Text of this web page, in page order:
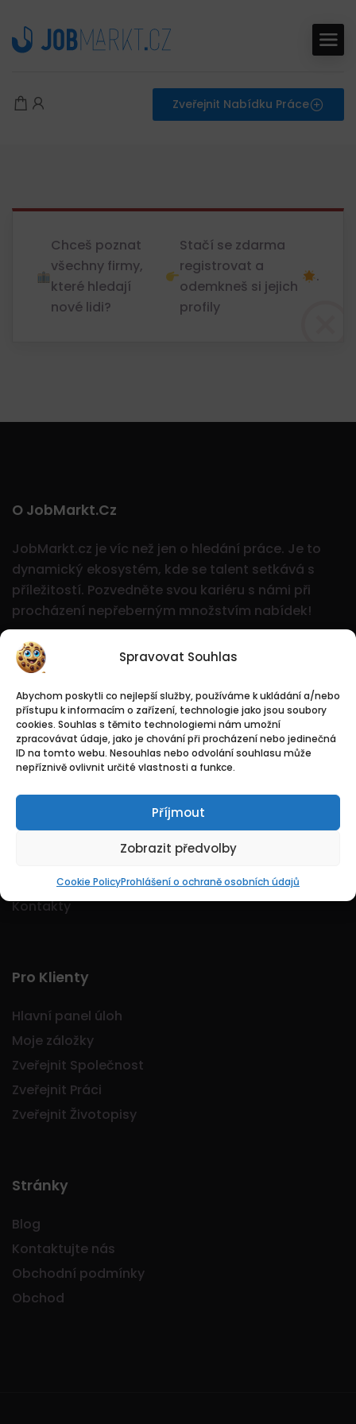
Spravovat Souhlas
Abychom poskytli co nejlepší služby, používáme k ukládání a/nebo
přístupu k informacím o zařízení, technologie jako jsou soubory
cookies. Souhlas s těmito technologiemi nám umožní
zpracovávat údaje, jako je chování při procházení nebo jedinečná
ID na tomto webu. Nesouhlas nebo odvolání souhlasu může
nepříznivě ovlivnit určité vlastnosti a funkce.
Příjmout
Zobrazit předvolby
Cookie PolicyProhlášení o ochraně osobních údajů
Zveřejnit Nabídku Práce
Chceš poznat
všechny firmy,
které hledají
nové lidi?
Stačí se zdarma
registrovat a
odemkneš si jejich
profily
.
O JobMarkt.cz
JobMarkt.cz je víc než jen o hledání práce. Je to
dynamický ekosystém, kde se talent setkává s
příležitostí. Pozvedněte svou kariéru s námi při
procházení nepřeberným množstvím nabídek!
Logo Jobmarkt.cz ® je registrovaná ochranná
známka.
Kontakty
Pro Klienty
Hlavní panel úloh
Moje záložky
Zveřejnit Společnost
Zveřejnit Práci
Zveřejnit Životopisy
Stránky
Blog
Kontaktujte nás
Obchodní podmínky
Obchod